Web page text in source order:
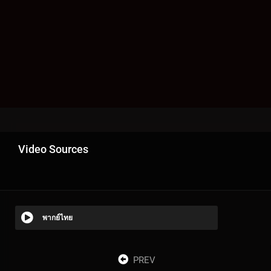
Video Sources
พากย์ไทย
PREV